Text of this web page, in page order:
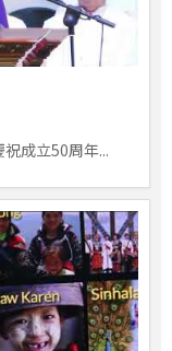
成立50周年...